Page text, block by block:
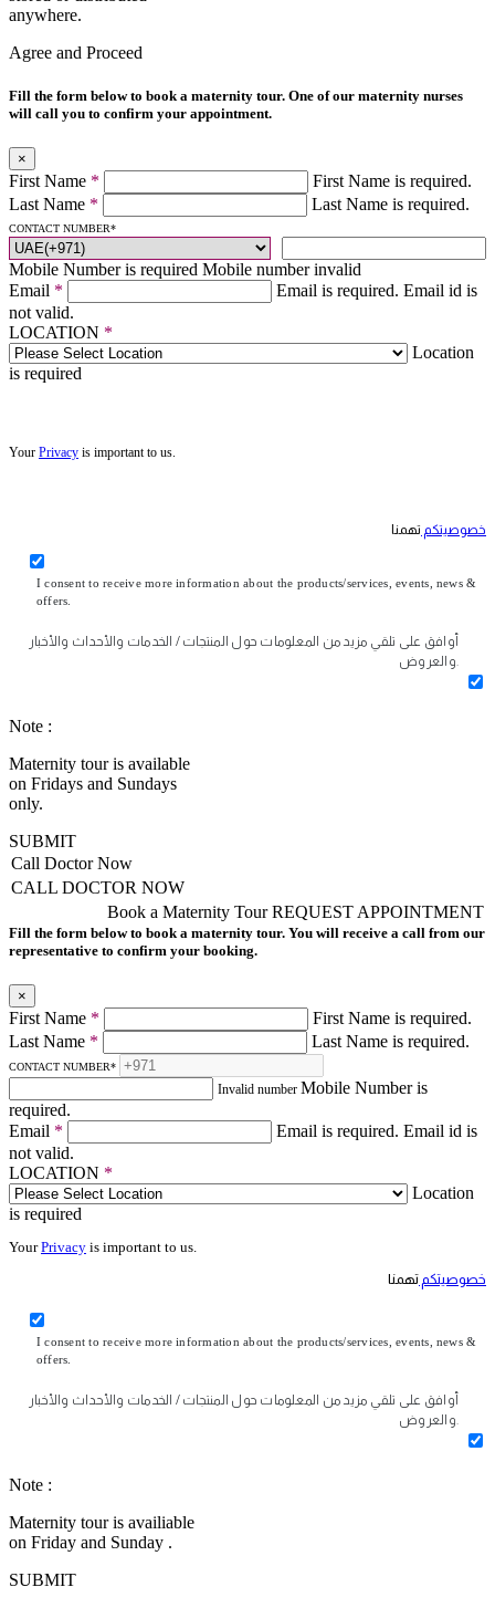
anywhere.
Agree and Proceed
Fill the form below to book a maternity tour. One of our maternity nurses
will call you to confirm your appointment.
×
First Name *
First Name is required.
Last Name * Last Name is required.
CONTACT NUMBER*
Mobile Number is required Mobile number invalid
Email * Email is required. Email id is
not valid.
LOCATION *
Location
is required
Your Privacy is important to us.
خصوصيتكم تهمنا
I consent to receive more information about the products/services, events, news &
offers.
أوافق على تلقي مزيد من المعلومات حول المنتجات / الخدمات والأحداث والأخبار
والعروض.
Note :
Maternity tour is available
on Fridays and Sundays
only.
SUBMIT
Call Doctor Now
CALL DOCTOR NOW
REQUEST APPOINTMENT
Book a Maternity Tour
Fill the form below to book a maternity tour. You will receive a call from our
representative to confirm your booking.
×
First Name *
First Name is required.
Last Name * Last Name is required.
CONTACT NUMBER*
Invalid number Mobile Number is
required.
Email * Email is required. Email id is
not valid.
LOCATION *
Location
is required
YourPrivacy is important to us.
خصوصيتكم تهمنا
I consent to receive more information about the products/services, events, news &
offers.
أوافق على تلقي مزيد من المعلومات حول المنتجات / الخدمات والأحداث والأخبار
والعروض.
Note :
Maternity tour is availiable
on Friday and Sunday .
SUBMIT